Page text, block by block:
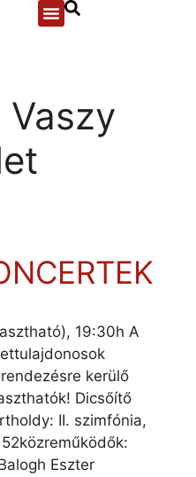
Vaszy
19:30h A
kerülő
Dicsőítő
II. szimfónia,
Eszter